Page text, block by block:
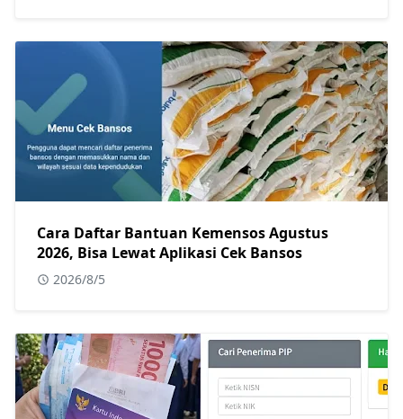
Cara Daftar Bantuan Kemensos Agustus
2026, Bisa Lewat Aplikasi Cek Bansos
2026/8/5